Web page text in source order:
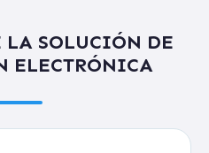
SOLUCIÓN DE
ELECTRÓNICA